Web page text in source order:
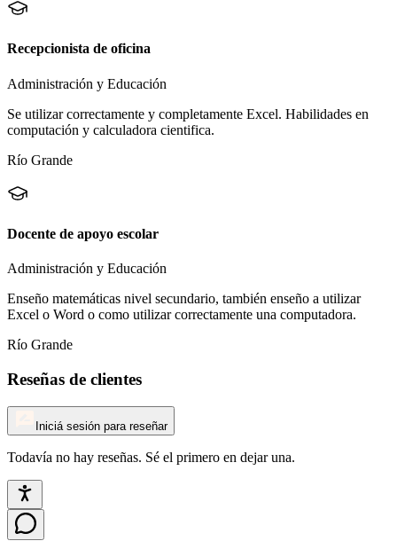
Recepcionista de oficina
Administración y Educación
Se utilizar correctamente y completamente Excel. Habilidades en
computación y calculadora cientifica.
Río Grande
Docente de apoyo escolar
Administración y Educación
Enseño matemáticas nivel secundario, también enseño a utilizar
Excel o Word o como utilizar correctamente una computadora.
Río Grande
Reseñas de clientes
Iniciá sesión para reseñar
Todavía no hay reseñas. Sé el primero en dejar una.